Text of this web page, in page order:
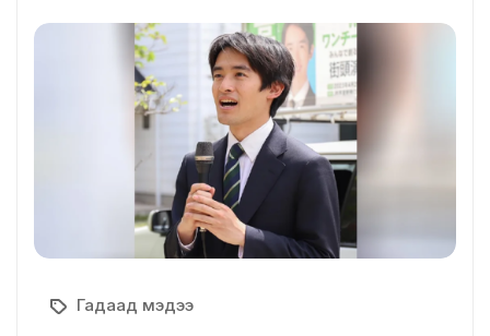
Гадаад мэдээ